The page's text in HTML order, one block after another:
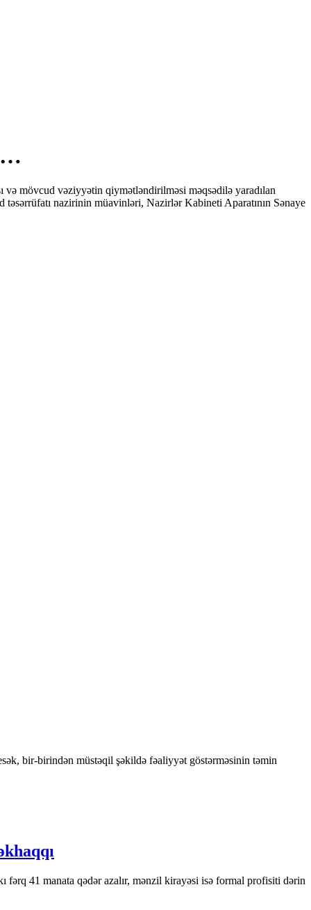
mövcud vəziyyətin qiymətləndirilməsi məqsədilə yaradılan
nazirinin müavinləri, Nazirlər Kabineti Aparatının Sənaye
bir-birindən müstəqil şəkildə fəaliyyət göstərməsinin təmin
fərq 41 manata qədər azalır, mənzil kirayəsi isə formal profisiti dərin